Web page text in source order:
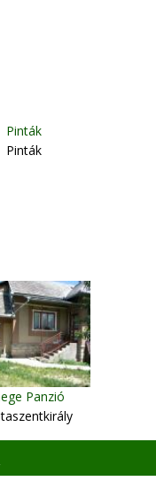
Pinták
Pinták
Panzió